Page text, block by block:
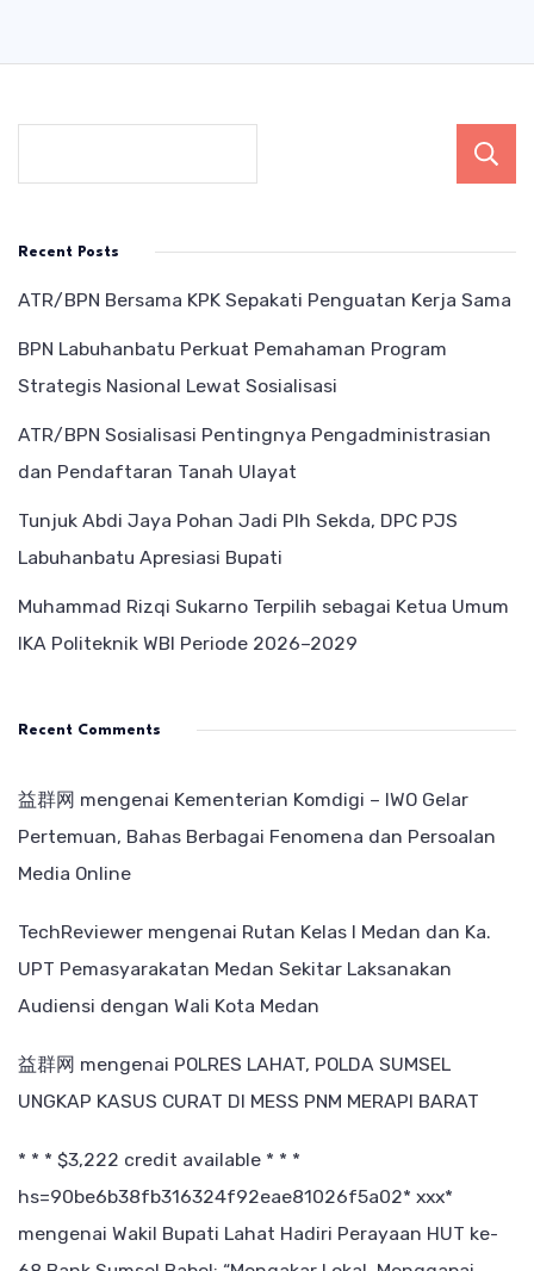
Recent Posts
ATR/BPN Bersama KPK Sepakati Penguatan Kerja Sama
BPN Labuhanbatu Perkuat Pemahaman Program
Strategis Nasional Lewat Sosialisasi
ATR/BPN Sosialisasi Pentingnya Pengadministrasian
dan Pendaftaran Tanah Ulayat
Tunjuk Abdi Jaya Pohan Jadi Plh Sekda, DPC PJS
Labuhanbatu Apresiasi Bupati
Muhammad Rizqi Sukarno Terpilih sebagai Ketua Umum
IKA Politeknik WBI Periode 2026–2029
Recent Comments
益群网 mengenai Kementerian Komdigi – IWO Gelar
Pertemuan, Bahas Berbagai Fenomena dan Persoalan
Media Online
TechReviewer mengenai Rutan Kelas I Medan dan Ka.
UPT Pemasyarakatan Medan Sekitar Laksanakan
Audiensi dengan Wali Kota Medan
益群网 mengenai POLRES LAHAT, POLDA SUMSEL
UNGKAP KASUS CURAT DI MESS PNM MERAPI BARAT
* * * $3,222 credit available * * *
hs=90be6b38fb316324f92eae81026f5a02* ххх*
mengenai Wakil Bupati Lahat Hadiri Perayaan HUT ke-